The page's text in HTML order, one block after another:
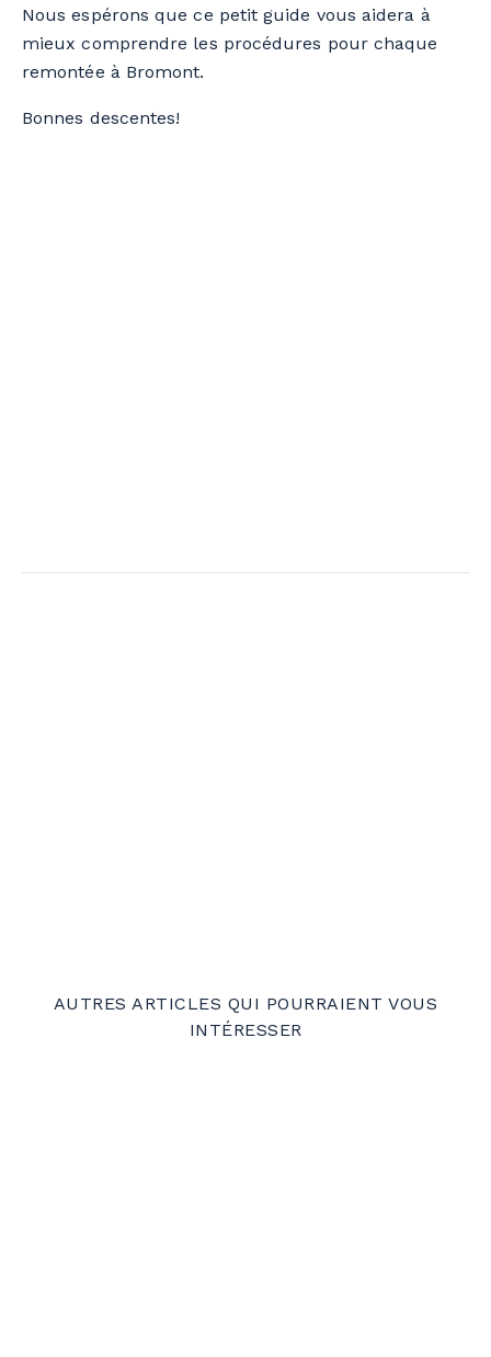
Nous espérons que ce petit guide vous aidera à
mieux comprendre les procédures pour chaque
remontée à Bromont.
Bonnes descentes!
AUTRES ARTICLES QUI POURRAIENT VOUS
INTÉRESSER